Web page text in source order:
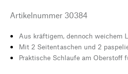
Artikelnummer 30384
Aus kräftigem, dennoch weichem
Mit 2 Seitentaschen und 2
Praktische Schlaufe am Oberstoff